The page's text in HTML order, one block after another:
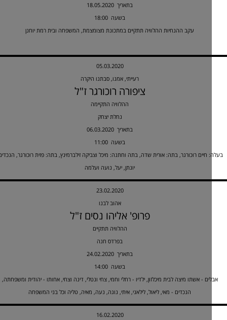
18.05.2020 בתאריך
עקב ההנחיות ההלוויה תתקיים במתכונת מצומצמת, המשפחה ובית רמת יוחנן
05.03.2020
רעייתי, אמנו, סבתנו היקרה
ציפורה רוכורגר ז"ל
ההלוויה התקיימה
נחלת יצחק
06.03.2020 בתאריך
חיים רוכורגר, בתה: אורית שדה, בתה וחתנה: מיכל וצביקה זילברמינץ, בתה: פזית רוכורגר, הנכדים:
יונתן, יעל, נועה ועלמה
23.02.2020
אהוב לבנו
פרופ' אליהו נסים ז"ל
ההלוויה תתקיים
בפרדס חנה
24.02.2020 בתאריך
- אשתו מיצה לבית מיכלזון, ילדיו - רחלי וחמי, צחי ונטלי, דינה וצחי, אחותו - יהודית ומשפחתה,
הנכדים - מאי, ליאול, לילאני, איתי, נוגה, נעה, מאיה, טליה וכל בני המשפחה
16.02.2020